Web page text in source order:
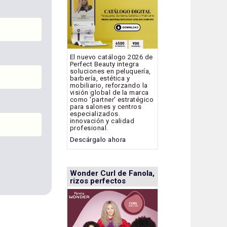
El nuevo catálogo 2026 de
Perfect Beauty integra
soluciones en peluquería,
barbería, estética y
mobiliario, reforzando la
visión global de la marca
como 'partner' estratégico
para salones y centros
especializados.
innovación y calidad
profesional.
Descárgalo ahora
Wonder Curl de Fanola,
rizos perfectos